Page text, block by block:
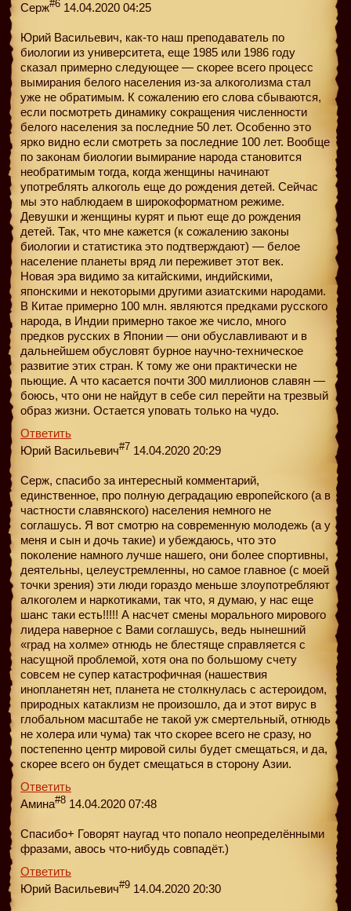
Серж#6 14.04.2020 04:25
Юрий Васильевич, как-то наш преподаватель по
биологии из университета, еще 1985 или 1986 году
сказал примерно следующее — скорее всего процесс
вымирания белого населения из-за алкоголизма стал
уже не обратимым. К сожалению его слова сбываются,
если посмотреть динамику сокращения численности
белого населения за последние 50 лет. Особенно это
ярко видно если смотреть за последние 100 лет. Вообще
по законам биологии вымирание народа становится
необратимым тогда, когда женщины начинают
употреблять алкоголь еще до рождения детей. Сейчас
мы это наблюдаем в широкоформатном режиме.
Девушки и женщины курят и пьют еще до рождения
детей. Так, что мне кажется (к сожалению законы
биологии и статистика это подтверждают) — белое
население планеты вряд ли переживет этот век.
Новая эра видимо за китайскими, индийскими,
японскими и некоторыми другими азиатскими народами.
В Китае примерно 100 млн. являются предками русского
народа, в Индии примерно такое же число, много
предков русских в Японии — они обуславливают и в
дальнейшем обусловят бурное научно-техническое
развитие этих стран. К тому же они практически не
пьющие. А что касается почти 300 миллионов славян —
боюсь, что они не найдут в себе сил перейти на трезвый
образ жизни. Остается уповать только на чудо.
Ответить
Юрий Васильевич#7 14.04.2020 20:29
Серж, спасибо за интересный комментарий,
единственное, про полную деградацию европейского (а в
частности славянского) населения немного не
соглашусь. Я вот смотрю на современную молодежь (а у
меня и сын и дочь такие) и убеждаюсь, что это
поколение намного лучше нашего, они более спортивны,
деятельны, целеустремленны, но самое главное (с моей
точки зрения) эти люди гораздо меньше злоупотребляют
алкоголем и наркотиками, так что, я думаю, у нас еще
шанс таки есть!!!!! А насчет смены морального мирового
лидера наверное с Вами соглашусь, ведь нынешний
«град на холме» отнюдь не блестяще справляется с
насущной проблемой, хотя она по большому счету
совсем не супер катастрофичная (нашествия
инопланетян нет, планета не столкнулась с астероидом,
природных катаклизм не произошло, да и этот вирус в
глобальном масштабе не такой уж смертельный, отнюдь
не холера или чума) так что скорее всего не сразу, но
постепенно центр мировой силы будет смещаться, и да,
скорее всего он будет смещаться в сторону Азии.
Ответить
Амина#8 14.04.2020 07:48
Спасибо+ Говорят наугад что попало неопределёнными
фразами, авось что-нибудь совпадёт.)
Ответить
Юрий Васильевич#9 14.04.2020 20:30